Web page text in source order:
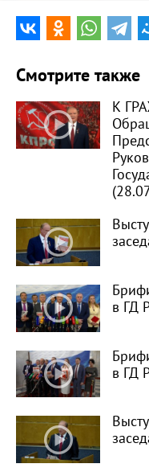
Смотрите также
К
в ГД
в ГД